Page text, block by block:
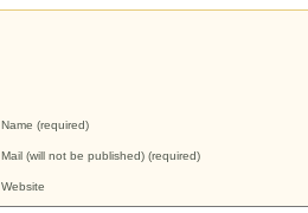
Name (required)
Mail (will not be published) (required)
Website